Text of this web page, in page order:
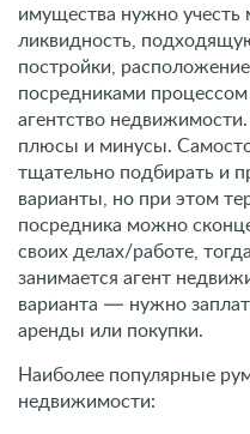
имущества нужно учесть
ликвидность,
постройки,
посредниками
агентство
плюсы и минусы.
тщательно подбирать и
варианты, но при этом
посредника можно
своих делах/работе,
занимается агент
варианта — нужно
аренды или покупки.
Наиболее популярные
недвижимости: